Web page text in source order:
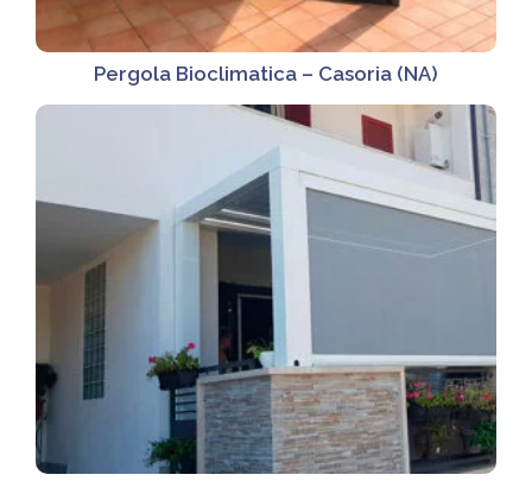
Pergola Bioclimatica – Casoria (NA)